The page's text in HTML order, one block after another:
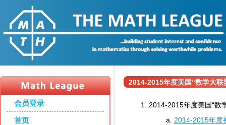
会员登录
首页
2014-2015年度美国“数学大联
2014-2015年度美国“数
2014-2015年度